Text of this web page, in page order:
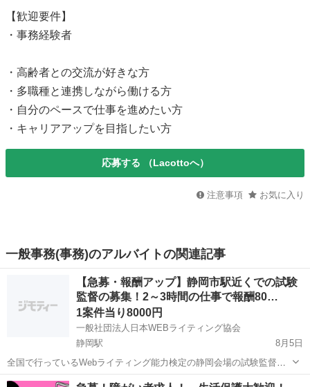
【歓迎要件】
・事務経験者
・高齢者との交流が好きな方
・多職種と連携しながら働ける方
・自分のペースで仕事を進めたい方
・キャリアアップを目指したい方
応募する （Lacottoへ）
注意事項 お気に入り
一般事務(事務)のアルバイトの関連記事
【急募・報酬アップ】静岡市駅近くでの試験
監督の募集！2～3時間の仕事で報酬80…
1案件当り8000円
一般社団法人日本WEBライティング協会
静岡駅
8月5日
全国で行っているWebライティング能力検定の静岡会場の試験監督の
お仕事です。 仕事内容は、受付、書類の配布、監督、書類の回収と郵
静岡 静岡市 静岡駅 その他